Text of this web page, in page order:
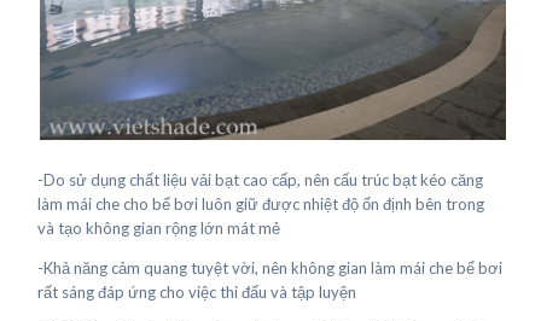
-Do sử dụng chất liệu vải bạt cao cấp, nên cấu trúc bạt kéo căng
làm mái che cho bể bơi luôn giữ được nhiệt độ ổn định bên trong
và tạo không gian rộng lớn mát mẻ
-Khả năng cảm quang tuyệt vời, nên không gian làm mái che bể bơi
rất sáng đáp ứng cho việc thi đấu và tập luyện